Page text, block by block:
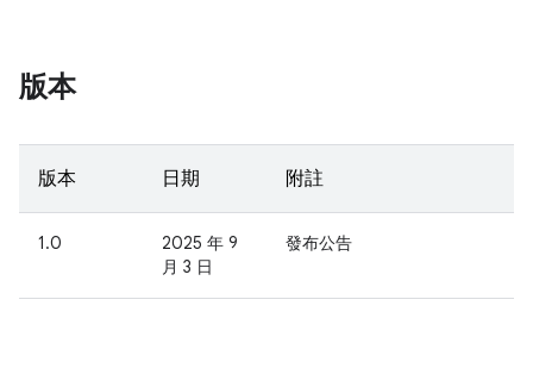
版本
版本 日期 附註
1.0
2025 年 9
月 3 日
發布公告